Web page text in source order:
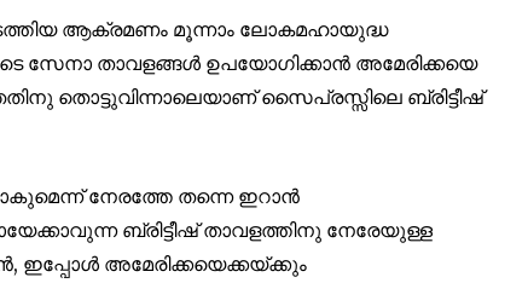
on our website or click
we respect your privacy and
is safe with us.
32,214
Followers
ആക്രമണം മൂന്നാം ലോകമഹായുദ്ധ
സേനാ താവളങ്ങൾ ഉപയോഗിക്കാൻ അമേരിക്കയെ
തൊട്ടുവിന്നാലെയാണ് സൈപ്രസ്സിലെ ബ്രിട്ടീഷ്
നേരത്തേ തന്നെ ഇറാൻ
ബ്രിട്ടീഷ് താവളത്തിനു നേരേയുള്ള
അമേരിക്കയെക്കയ്ക്കും